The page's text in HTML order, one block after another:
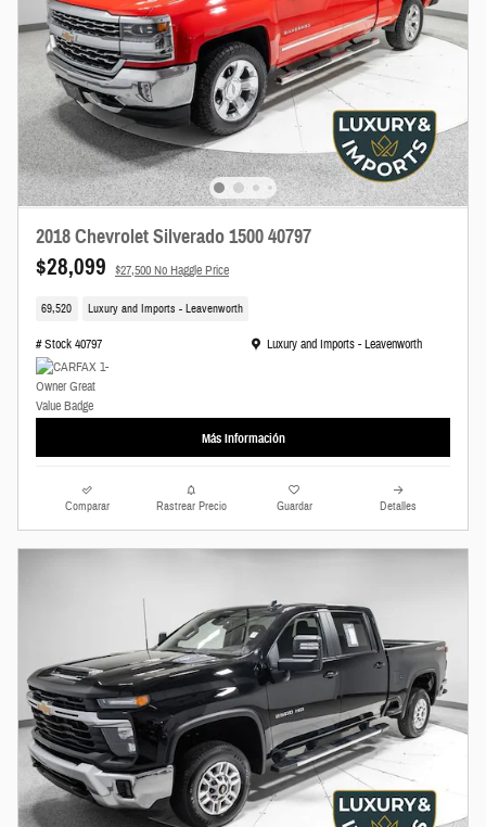
2018 Chevrolet Silverado 1500 40797
$28,099 $27,500 No Haggle Price
69,520 Luxury and Imports - Leavenworth
# Stock 40797 Ubicación: Luxury and Imports - Leavenworth
Luxury and Imports - Leavenworth
Más Información
Comparar Rastrear Precio Guardar Detalles